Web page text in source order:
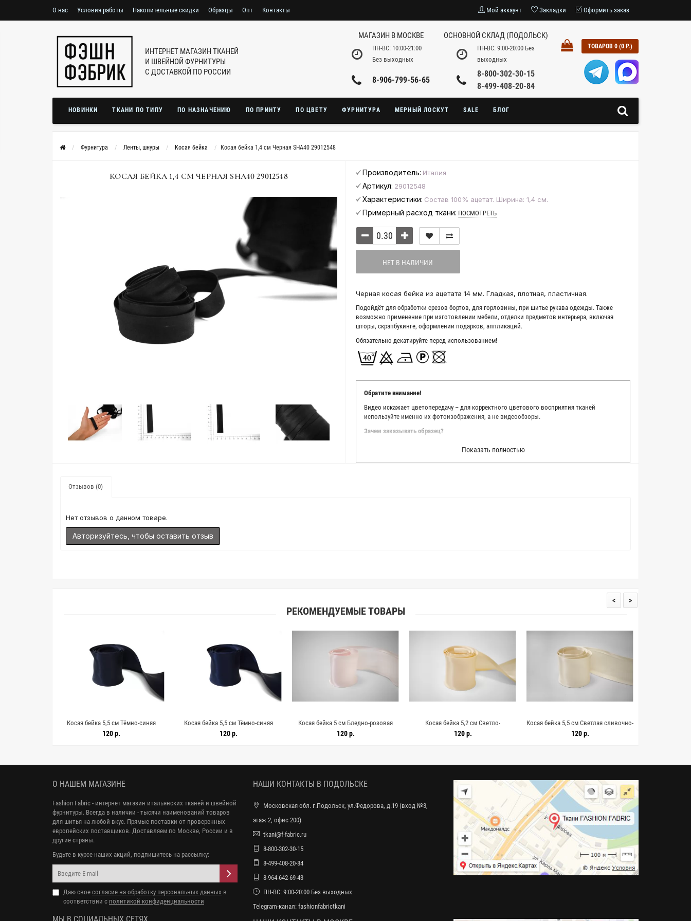
О нас Условия работы Накопительные скидки Образцы Опт Контакты Мой аккаунт Закладки Оформить заказ
ИНТЕРНЕТ МАГАЗИН ТКАНЕЙ
И ШВЕЙНОЙ ФУРНИТУРЫ
С ДОСТАВКОЙ ПО РОССИИ
МАГАЗИН В МОСКВЕ
ПН-ВС: 10:00-21:00
Без выходных
8-906-799-56-65
ОСНОВНОЙ СКЛАД (ПОДОЛЬСК)
ПН-ВС: 9:00-20:00 Без
выходных
8-800-302-30-15
8-499-408-20-84
ТОВАРОВ 0 (0 Р.)
НОВИНКИ ТКАНИ ПО ТИПУ ПО НАЗНАЧЕНИЮ ПО ПРИНТУ ПО ЦВЕТУ ФУРНИТУРА МЕРНЫЙ ЛОСКУТ SALE БЛОГ
Фурнитура Ленты, шнуры Косая бейка Косая бейка 1,4 см Черная SHA40 29012548
КОСАЯ БЕЙКА 1,4 СМ ЧЕРНАЯ SHA40 29012548 Производитель: Италия
Артикул: 29012548
Характеристики: Состав 100% ацетат. Ширина: 1,4 см.
Примерный расход ткани: ПОСМОТРЕТЬ
НЕТ В НАЛИЧИИ
Черная косая бейка из ацетата 14 мм. Гладкая, плотная, пластичная.
Подойдёт для обработки срезов бортов, для горловины, при шитье рукава одежды. Также
возможно применение при изготовлении мебели, отделки предметов интерьера, включая
шторы, скрапбукинге, оформлении подарков, аппликаций.
Обязательно декатируйте перед использованием!
Обратите внимание!
Видео искажает цветопередачу – для корректного цветового восприятия тканей
используйте именно их фотоизображения, а не видеообзоры.
Зачем заказывать образец?
Мы делаем все возможное, чтобы точно описать цвет каждой ткани из нашего каталога.
Мы осматриваем и фотографируем каждую ткань в естественном свете, стараемся
находить только правильные цветовые условия и описания. Но несмотря на наши
Показать полностью
Отзывов (0)
Нет отзывов о данном товаре.
Авторизуйтесь, чтобы оставить отзыв
РЕКОМЕНДУЕМЫЕ ТОВАРЫ
Косая бейка 5,5 см Тёмно-синяя
SHB60/1 19042657
120 р.
Косая бейка 5,5 см Тёмно-синяя
SHB60/1 19042656
120 р.
Косая бейка 5 см Бледно-розовая
SHB60/1 19042655
120 р.
Косая бейка 5,2 см Светло-
персиковая SHB60/1 19042654
120 р.
Косая бейка 5,5 см Светлая сливочно-
персиковая SHB60/1 19042653
120 р.
< >
О НАШЕМ МАГАЗИНЕ
Fashion Fabric - интернет магазин итальянских тканей и швейной
фурнитуры. Всегда в наличии - тысячи наименований товаров
для шитья на любой вкус. Прямые поставки от проверенных
европейских поставщиков. Доставляем по Москве, России и в
другие страны.
Будьте в курсе наших акций, подпишитесь на рассылку:
Даю свое согласие на обработку персональных данных в
соответствии с политикой конфиденциальности
НАШИ КОНТАКТЫ В ПОДОЛЬСКЕ
Московская обл. г.Подольск, ул.Федорова, д.19 (вход №3,
этаж 2, офис 200)
tkani@f-fabric.ru
8-800-302-30-15
8-499-408-20-84
8-964-642-69-43
ПН-ВС: 9:00-20:00 Без выходных
Telegram-канал: fashionfabrictkani